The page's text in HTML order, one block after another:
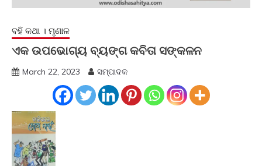
ବହି କଥା । ମୃଣାଳ
ଏକ ଉପଭୋଗ୍ୟ ବ୍ୟଙ୍ଗ କବିତା ସଙ୍କଳନ
March 22, 2023 ସମ୍ପାଦକ